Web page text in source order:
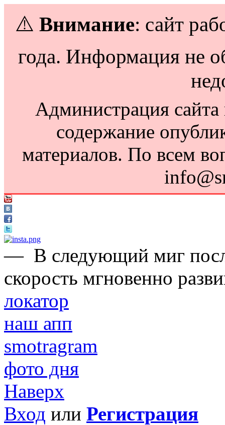
⚠️ Внимание: сайт
года. Информация не
Администрация сайта
содержание
материалов. По всем
— В следующий миг
скорость мгновенно
локатор
наш апп
smotragram
фото дня
Наверх
Вход или Регистрация